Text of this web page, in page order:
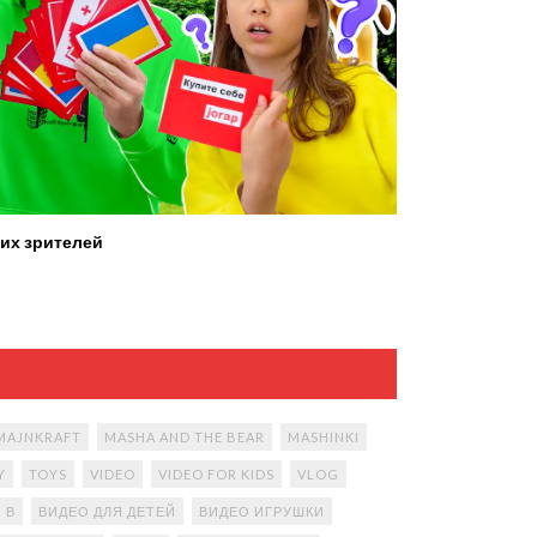
зрителей
MASHA AND THE BEAR MASHINKI
TOYS VIDEO VIDEO FOR KIDS VLOG
В ВИДЕО ДЛЯ ДЕТЕЙ ВИДЕО ИГРУШКИ